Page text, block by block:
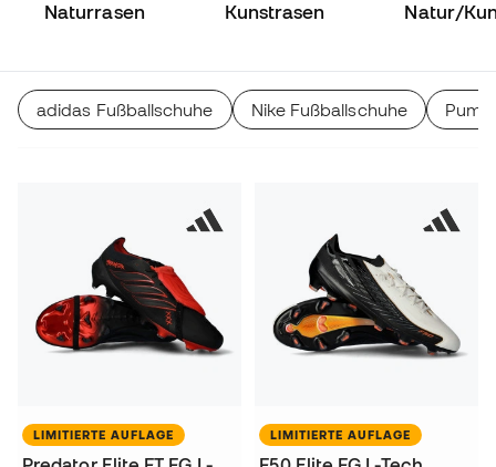
Naturrasen Kunstrasen Natur/
adidas Fußballschuhe Nike Fußballschuhe
LIMITIERTE AUFLAGE LIMITIERTE AUFLAGE